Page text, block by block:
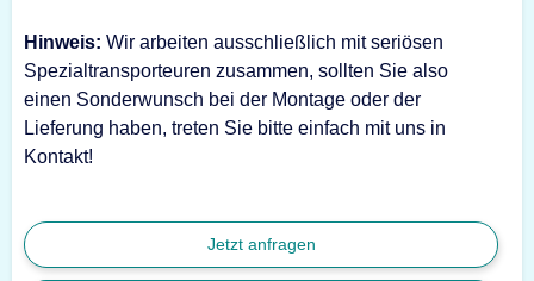
Hinweis: Wir arbeiten ausschließlich mit seriösen
Spezialtransporteuren zusammen, sollten Sie also
einen Sonderwunsch bei der Montage oder der
Lieferung haben, treten Sie bitte einfach mit uns in
Kontakt!
Jetzt anfragen